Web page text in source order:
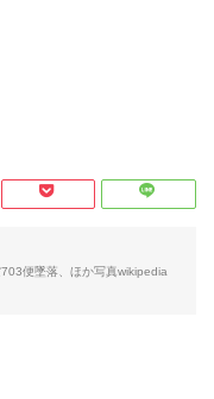
便墜落、ほか写真wikipedia